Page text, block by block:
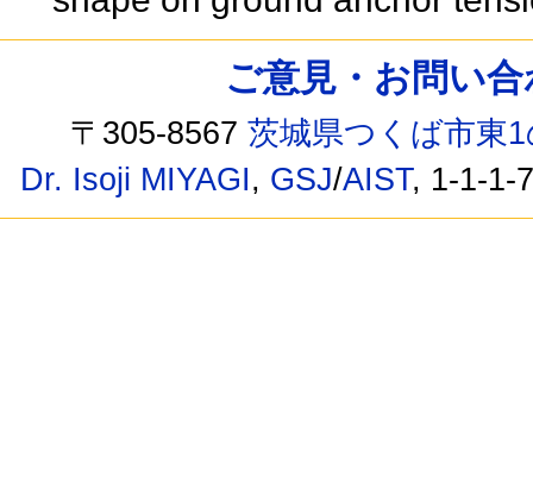
ご意見・お問い
〒305-8567茨城県つくば市東
Dr. Isoji MIYAGI, GSJ/AIST, 1-1-1-